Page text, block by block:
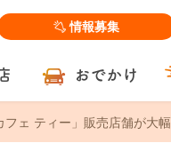
情報募集
おでかけ
フェ ティー」販売店舗が大